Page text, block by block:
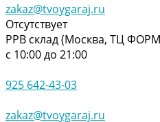
zakaz@tvoygaraj.ru
Отсутствует
РРВ склад (Москва, ТЦ
с 10:00 до 21:00
925 642-43-03
zakaz@tvoygaraj.ru